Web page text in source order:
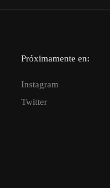
Próximamente en:
Instagram
Twitter